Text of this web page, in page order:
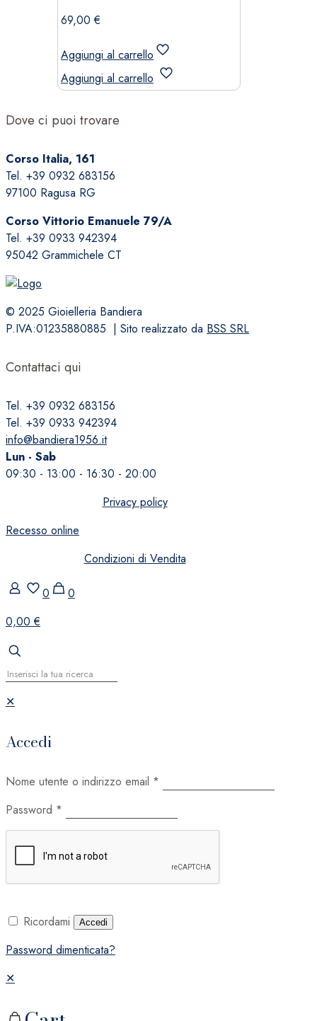
69,00€
Aggiungi al carrello
Aggiungi al carrello
Dove ci puoi trovare
Corso Italia, 161
Tel. +39 0932 683156
97100 Ragusa RG
Corso Vittorio Emanuele 79/A
Tel. +39 0933 942394
95042 Grammichele CT
© 2025 Gioielleria Bandiera
P.IVA:01235880885 | Sito realizzato da BSS SRL
Contattaci qui
Tel. +39 0932 683156
Tel. +39 0933 942394
info@bandiera1956.it
Lun - Sab
09:30 - 13:00 - 16:30 - 20:00
Privacy policy
Recesso online
Condizioni di Vendita
0
0
0,00 €
✕
Accedi
Nome utente o indirizzo email *
Password *
Ricordami Accedi
Password dimenticata?
✕